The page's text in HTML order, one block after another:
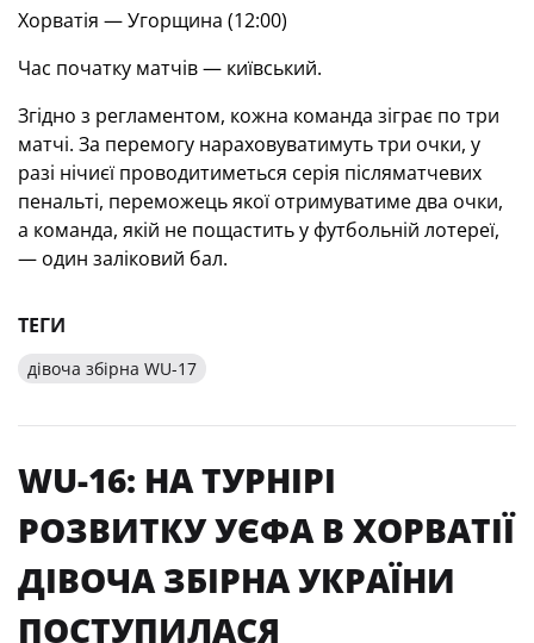
Хорватія — Угорщина (12:00)
Час початку матчів — київський.
Згідно з регламентом, кожна команда зіграє по три
матчі. За перемогу нараховуватимуть три очки, у
разі нічиєї проводитиметься серія післяматчевих
пенальті, переможець якої отримуватиме два очки,
а команда, якій не пощастить у футбольній лотереї,
— один заліковий бал.
ТЕГИ
дівоча збірна WU-17
WU-16: НА ТУРНІРІ
РОЗВИТКУ УЄФА В ХОРВАТІЇ
ДІВОЧА ЗБІРНА УКРАЇНИ
ПОСТУПИЛАСЯ